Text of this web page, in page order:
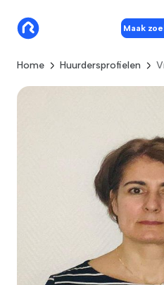
Maak
Home Huurdersprofielen